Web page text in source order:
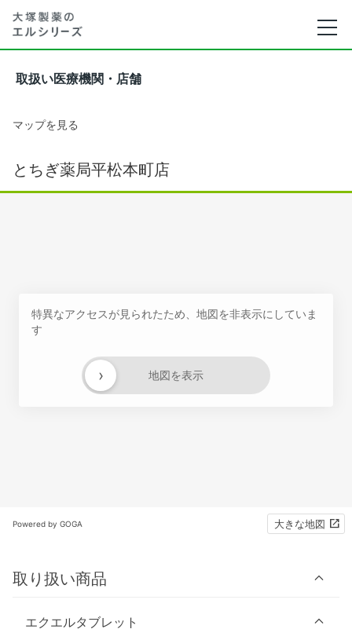
取扱い医療機関・店舗
マップを見る
とちぎ薬局平松本町店
特異なアクセスが見られたため、地図を非表示にしていま
す
地図を表示
›
Powered by GOGA 大きな地図
取り扱い商品
エクエルタブレット